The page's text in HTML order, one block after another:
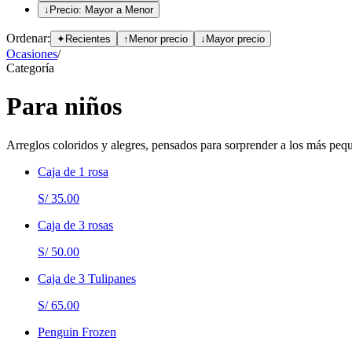
↓ Precio: Mayor a Menor
Ordenar: ✦ Recientes ↑ Menor precio ↓ Mayor precio
Ocasiones/
Categoría
Para niños
Arreglos coloridos y alegres, pensados para sorprender a los más
Caja de 1 rosa
S/ 35.00
Caja de 3 rosas
S/ 50.00
Caja de 3 Tulipanes
S/ 65.00
Penguin Frozen